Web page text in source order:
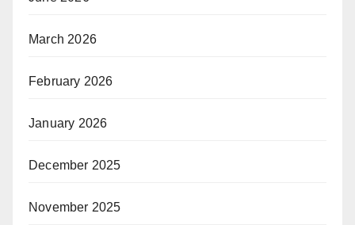
March 2026
February 2026
January 2026
December 2025
November 2025